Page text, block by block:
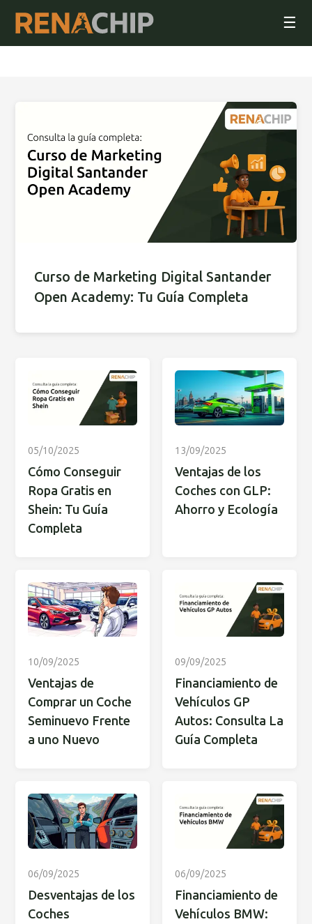
☰
Curso de Marketing Digital Santander
Open Academy: Tu Guía Completa
05/10/2025
Cómo Conseguir
Ropa Gratis en
Shein: Tu Guía
Completa
13/09/2025
Ventajas de los
Coches con GLP:
Ahorro y Ecología
10/09/2025
Ventajas de
Comprar un Coche
Seminuevo Frente
a uno Nuevo
09/09/2025
Financiamiento de
Vehículos GP
Autos: Consulta La
Guía Completa
06/09/2025
Desventajas de los
Coches
06/09/2025
Financiamiento de
Vehículos BMW: